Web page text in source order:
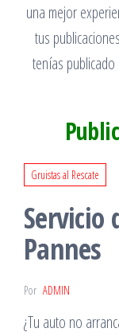
una mejor
tus
tenías
Gruistas al Rescate
Servicio
Pannes
Por ADMIN
¿Tu auto no